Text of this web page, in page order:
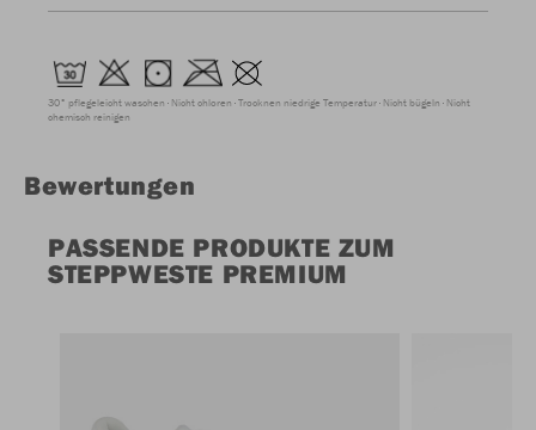
30° pflegeleicht waschen Nicht chloren Trocknen niedrige Temperatur Nicht bügeln Nicht
chemisch reinigen
Bewertungen
PASSENDE PRODUKTE ZUM
STEPPWESTE PREMIUM